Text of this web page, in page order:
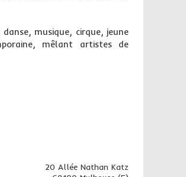
musique, cirque, jeune
mêlant artistes de
20 Allée Nathan Katz